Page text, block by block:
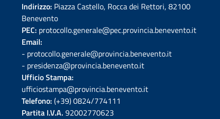
Indirizzo: Piazza Castello, Rocca dei Rettori, 82100
Benevento
PEC: protocollo.generale@pec.provincia.benevento.it
Email:
- protocollo.generale@provincia.benevento.it
- presidenza@provincia.benevento.it
Ufficio Stampa:
ufficiostampa@provincia.benevento.it
Telefono: (+39) 0824/774111
Partita I.V.A. 92002770623